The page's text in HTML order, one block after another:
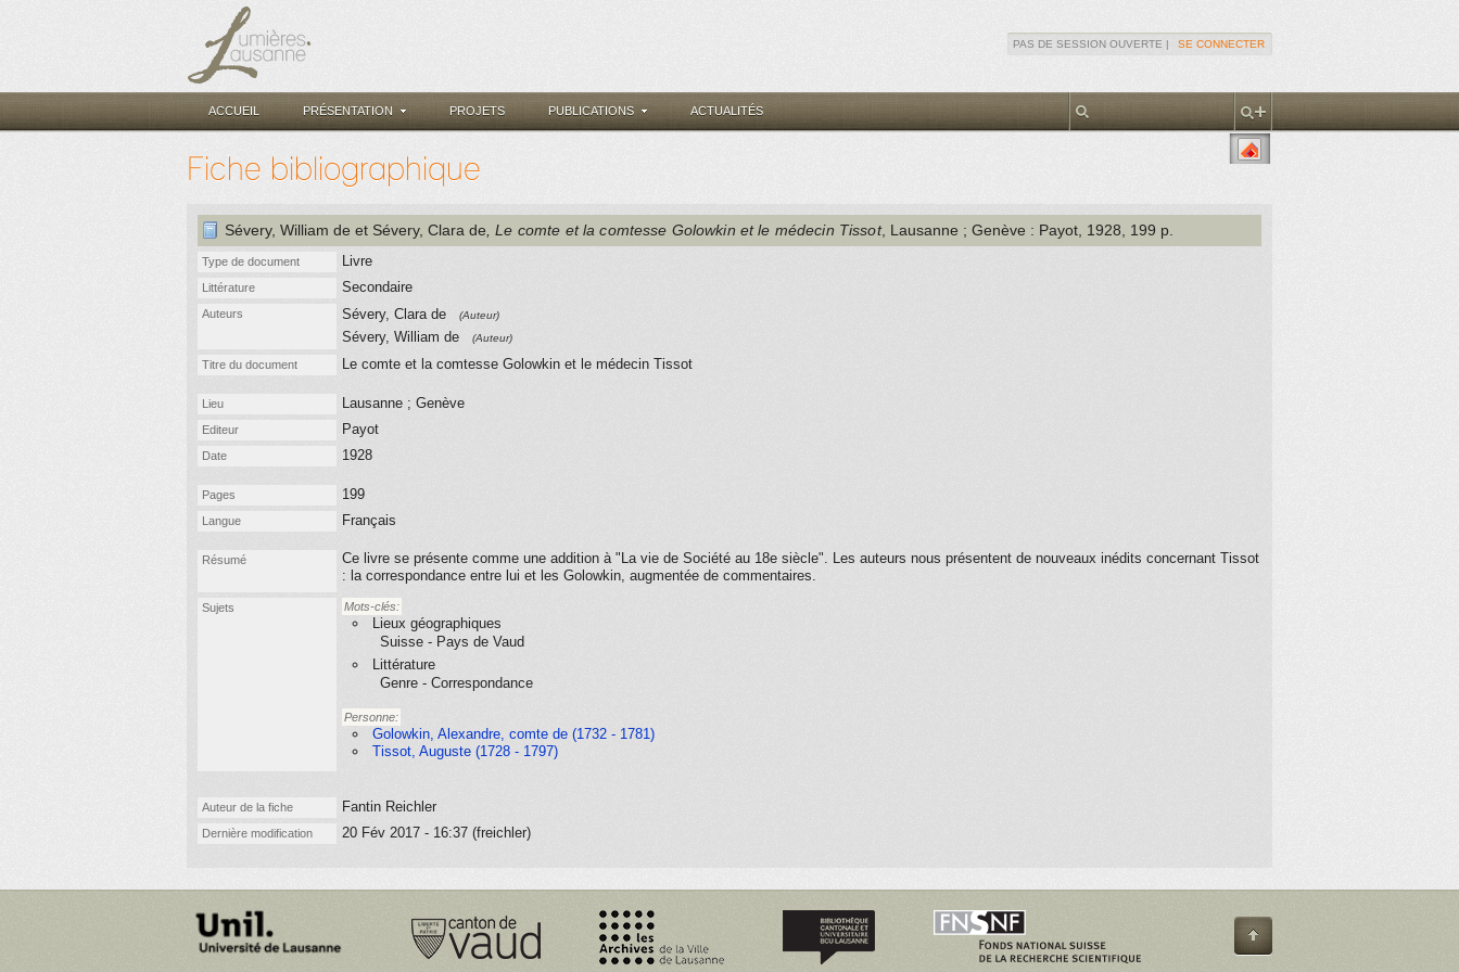
PAS DE SESSION OUVERTE | SE CONNECTER
ACCUEIL PRÉSENTATION PROJETS PUBLICATIONS ACTUALITÉS
Fiche bibliographique
Sévery, William de et Sévery, Clara de , Le comte et la comtesse Golowkin et le médecin Tissot, Lausanne ; Genève : Payot, 1928 , 199 p.
Type de document Livre
Littérature Secondaire
Auteurs Sévery, Clara de (Auteur)
Sévery, William de (Auteur)
Titre du document Le comte et la comtesse Golowkin et le médecin Tissot
Lieu Lausanne ; Genève
Editeur Payot
Date 1928
Pages 199
Langue Français
Résumé Ce livre se présente comme une addition à "La vie de Société au 18e siècle". Les auteurs nous présentent de nouveaux inédits concernant Tissot
: la correspondance entre lui et les Golowkin, augmentée de commentaires.
Sujets Mots-clés:
Lieux géographiques
Suisse - Pays de Vaud
Littérature
Genre - Correspondance
Personne:
Golowkin, Alexandre, comte de (1732 - 1781)
Tissot, Auguste (1728 - 1797)
Auteur de la fiche Fantin Reichler
Dernière modification 20 Fév 2017 - 16:37 (freichler)